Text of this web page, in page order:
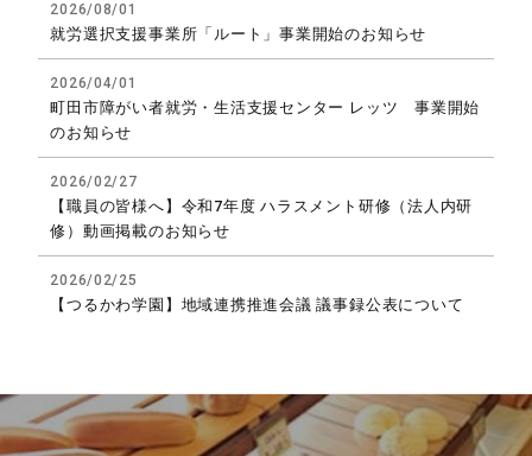
2026/08/01
就労選択支援事業所「ルート」事業開始のお知らせ
2026/04/01
町田市障がい者就労・生活支援センター レッツ 事業開始
のお知らせ
2026/02/27
【職員の皆様へ】令和7年度 ハラスメント研修（法人内研
修）動画掲載のお知らせ
2026/02/25
【つるかわ学園】地域連携推進会議 議事録公表について